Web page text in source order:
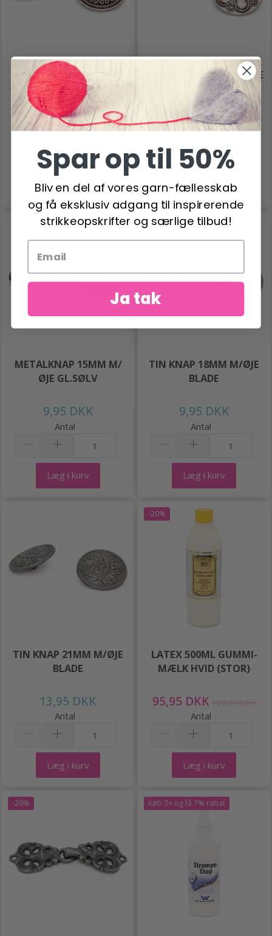
METALKNAP 23MM M/
ØJE GL.SØLV
17,50 DKK
Læg i kurv
TIN KNAP 16,5MM M/ØJE
BLOMST
9,95 DKK
Læg i kurv
METALKNAP 15MM M/
ØJE GL.SØLV
9,95 DKK
Antal
Læg i kurv
TIN KNAP 18MM M/ØJE
BLADE
9,95 DKK
Antal
Læg i kurv
TIN KNAP 21MM M/ØJE
BLADE
13,95 DKK
Antal
Læg i kurv
-20%
LATEX 500ML GUMMI-
MÆLK HVID (STOR)
95,95 DKK 120,00 DKK
Antal
Læg i kurv
-20% Køb 3+ og få 7% rabat
Spar op til 50%
Bliv en del af vores garn-fællesskab
og få eksklusiv adgang til inspirerende
strikkeopskrifter og særlige tilbud!
Ja tak